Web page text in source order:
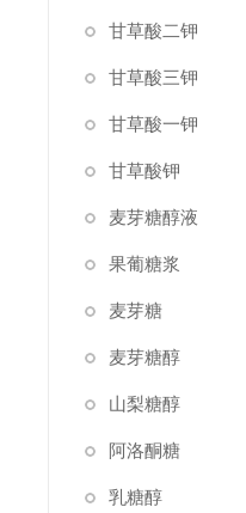
甘草酸二钾
甘草酸三钾
甘草酸一钾
甘草酸钾
麦芽糖醇液
果葡糖浆
麦芽糖
麦芽糖醇
山梨糖醇
阿洛酮糖
乳糖醇